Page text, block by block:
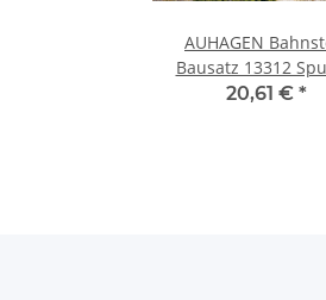
AUHAGEN
Bausatz 13312
20,61 € *